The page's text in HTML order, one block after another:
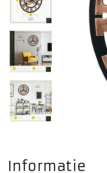
Informatie